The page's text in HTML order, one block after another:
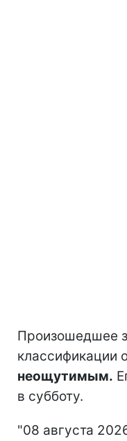
Произошедшее
классификации
неощутимым.
в субботу.
"08 августа